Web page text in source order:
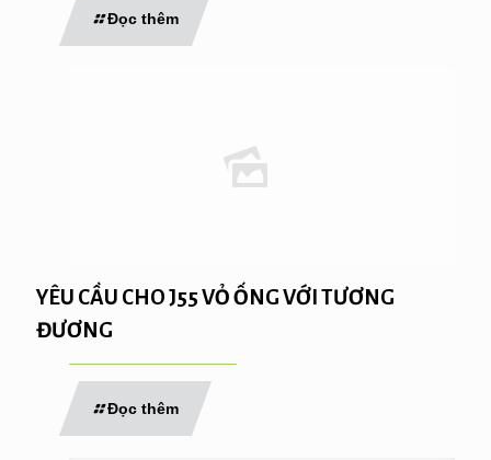
Đọc thêm
YÊU CẦU CHO J55 VỎ ỐNG VỚI TƯƠNG
ĐƯƠNG
Đọc thêm